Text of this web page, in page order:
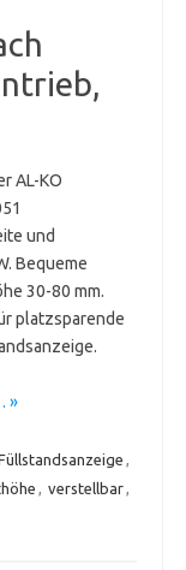
AL-KO
und
Bequeme
30-80 mm.
platzsparende
»
,
, verstellbar,